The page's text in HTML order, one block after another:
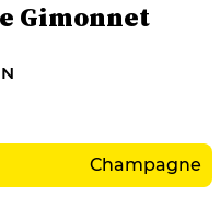
Gimonnet
Champagne